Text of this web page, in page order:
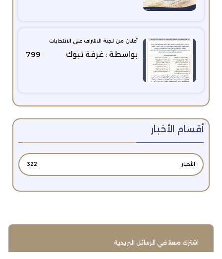
أعلان من لجنة الاشراف على الانتخابات
بواسطة : غرفة تبوك 799
أقسام الأخبار
الأخبار 322
اشترك معنا في الرسائل البريدية